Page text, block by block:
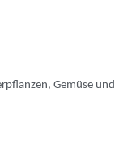
Gemüse und